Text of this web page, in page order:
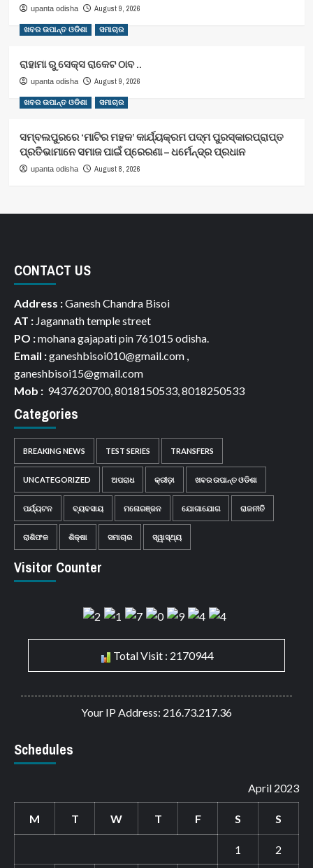
upanta odisha August 9, 2026
ଖବର ଉପାନ୍ତ ଓଡିଶା ସମାଚାର
ରାହାମା ରୁ ସେକ୍ସ ରାକେଟ ଠାବ ..
upanta odisha August 9, 2026
ଖବର ଉପାନ୍ତ ଓଡିଶା ସମାଚାର
ସମ୍ବଲପୁରରେ ‘ମାଟିର ମହକ’ କାର୍ଯ୍ୟକ୍ରମ ପଦ୍ମ ପୁରସ୍କାରପ୍ରାପ୍ତ
ପ୍ରତିଭାମାନେ ସମାଜ ପାଇଁ ପ୍ରେରଣା – ଧର୍ମେନ୍ଦ୍ର ପ୍ରଧାନ
upanta odisha August 8, 2026
CONTACT US
Address :Ganesh Chandra Bisoi
AT : Jagannath temple street
PO :mohana gajapati pin 761015 odisha.
Email :ganeshbisoi010@gmail.com ,
ganeshbisoi15@gmail.com
Mob : 9437620700, 8018150533, 8018250533
Categories
BREAKING NEWS TEST SERIES TRANSFERS
UNCATEGORIZED ଅପରାଧ କ୍ରୀଡ଼ା ଖବର ଉପାନ୍ତ ଓଡିଶା
ପର୍ଯ୍ୟଟନ ବ୍ୟବସାୟ ମନୋରଞ୍ଜନ ଯୋଗାଯୋଗ ରାଜନୀତି
ରାଶିଫଳ ଶିକ୍ଷା ସମାଚାର ସ୍ୱାସ୍ଥ୍ୟ
Visitor Counter
Total Visit : 2170944
Your IP Address: 216.73.217.36
Schedules
April 2023
M T W T F S S
1 2